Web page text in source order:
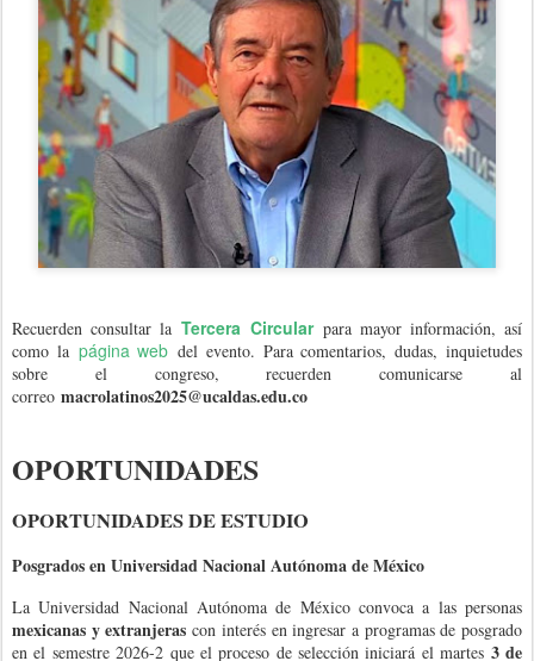
Recuerden consultar laTercera Circular para mayor información, así
como la página web del evento. Para comentarios,dudas, inquietudes
sobre el congreso, recuerden comunicarse al
correo macrolatinos2025@ucaldas.edu.co
OPORTUNIDADES
OPORTUNIDADES DE ESTUDIO
Posgrados en Universidad Nacional Autónoma de México
La Universidad Nacional Autónoma de México convoca a las personas
mexicanas y extranjeras con interés en ingresar a programas de posgrado
en el semestre 2026-2 que el proceso de selección iniciará el martes 3 de